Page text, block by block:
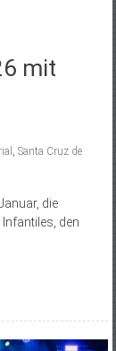
mit
, Santa Cruz de
die
den